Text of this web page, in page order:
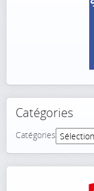
Catégories
Catégories